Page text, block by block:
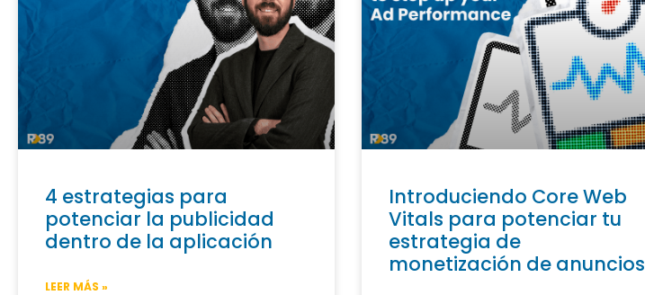
4 estrategias para
potenciar la publicidad
dentro de la aplicación
LEER MÁS »
Introduciendo Core Web
Vitals para potenciar tu
estrategia de
monetización de anuncios